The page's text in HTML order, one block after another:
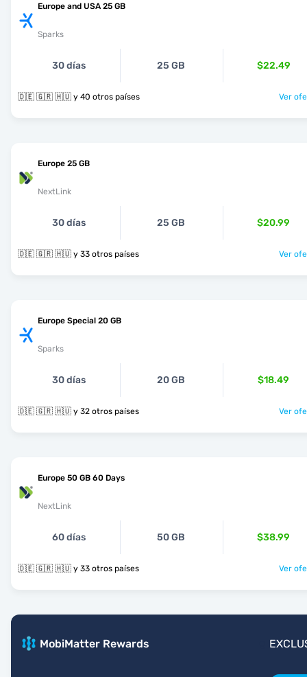
Europe and USA 25 GB
Sparks
30 días 25 GB $22.49
🇩🇪 🇬🇷 🇭🇺 y 40 otros países Ver
Europe 25 GB
NextLink
30 días 25 GB $20.99
🇩🇪 🇬🇷 🇭🇺 y 33 otros países Ver
Europe Special 20 GB
Sparks
30 días 20 GB $18.49
🇩🇪 🇬🇷 🇭🇺 y 32 otros países Ver
Europe 50 GB 60 Days
NextLink
60 días 50 GB $38.99
🇩🇪 🇬🇷 🇭🇺 y 33 otros países Ver
MobiMatter Rewards